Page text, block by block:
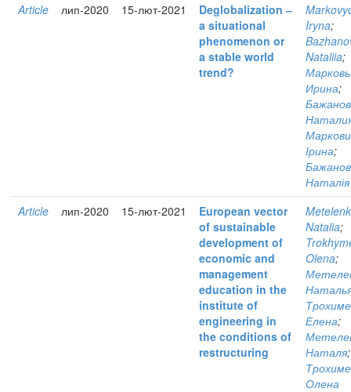
Article
лип-2020 15-лют-2021
Deglobalization ‒
a situational
phenomenon or
a stable world
trend?
Iryna;
Nataliia;
Ирина;
Ірина;
Наталія
Article
лип-2020 15-лют-2021
European vector
of sustainable
development of
economic and
management
education in the
institute of
engineering in
the conditions of
restructuring
Natalia;
Olena;
Елена;
Наталя;
Олена